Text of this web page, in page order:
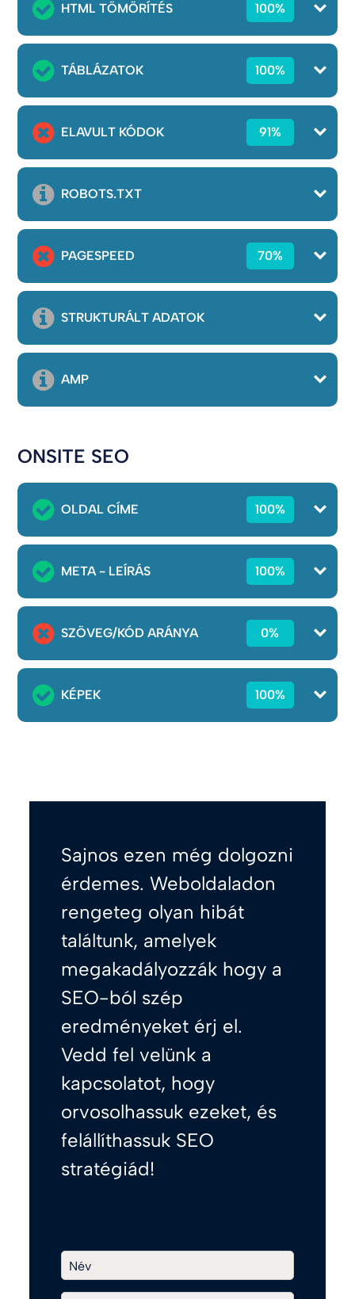
HTML TÖMÖRÍTÉS 100%
TÁBLÁZATOK 100%
ELAVULT KÓDOK 91%
ROBOTS.TXT
PAGESPEED 70%
STRUKTURÁLT ADATOK
AMP
ONSITE SEO
OLDAL CÍME 100%
META - LEÍRÁS 100%
SZÖVEG/KÓD ARÁNYA 0%
KÉPEK 100%
Sajnos ezen még dolgozni
érdemes. Weboldaladon
rengeteg olyan hibát
találtunk, amelyek
megakadályozzák hogy a
SEO-ból szép
eredményeket érj el.
Vedd fel velünk a
kapcsolatot, hogy
orvosolhassuk ezeket, és
felállíthassuk SEO
stratégiád!
Név